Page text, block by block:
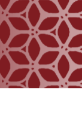
Wuling
儿童营地